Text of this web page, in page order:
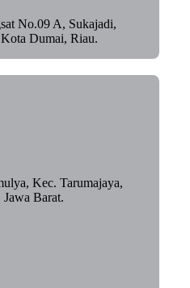
No.09 A, Sukajadi,
Dumai, Riau.
Kec. Tarumajaya,
Barat.